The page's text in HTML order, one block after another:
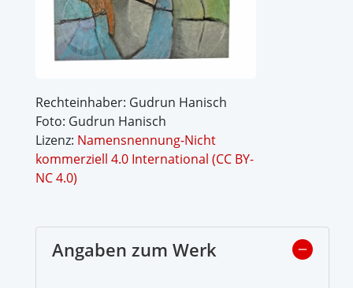
Rechteinhaber: Gudrun Hanisch
Foto: Gudrun Hanisch
Lizenz: Namensnennung-Nicht
kommerziell 4.0 International (CC BY-
NC 4.0)
Angaben zum Werk